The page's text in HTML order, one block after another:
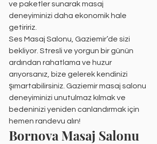
ve paketler sunarak masaj
deneyiminizi daha ekonomik hale
getiririz.
Ses Masaj Salonu, Gaziemir’de sizi
bekliyor. Stresli ve yorgun bir günün
ardından rahatlama ve huzur
arıyorsanız, bize gelerek kendinizi
şımartabilirsiniz. Gaziemir masaj salonu
deneyiminizi unutulmaz kılmak ve
bedeninizi yeniden canlandırmak için
hemen randevu alın!
Bornova Masaj Salonu